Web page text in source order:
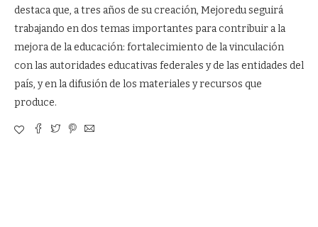
destaca que, a tres años de su creación, Mejoredu seguirá
trabajando en dos temas importantes para contribuir a la
mejora de la educación: fortalecimiento de la vinculación
con las autoridades educativas federales y de las entidades del
país, y en la difusión de los materiales y recursos que
produce.